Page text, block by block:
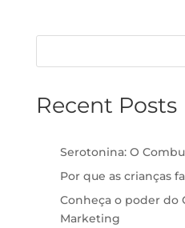
Recent Posts
Serotonina: O
Por que as crianças
Conheça o poder do
Marketing